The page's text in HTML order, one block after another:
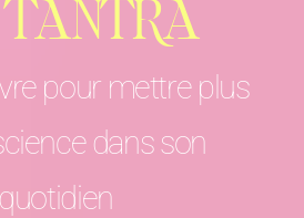
pour mettre plus
dans son
quotidien